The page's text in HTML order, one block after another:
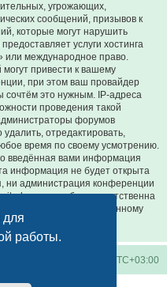
для
работы.
угрожающих,
сообщений, призывов к
которые могут нарушить
услуги хостинга
или международное право.
привести к вашему
при этом ваш провайдер
сочтём это нужным. IP-адреса
проведения такой
форумов
отредактировать,
время по своему усмотрению.
введённая вами информация
информация не будет открыта
ни администрация конференции
не может быть ответственна
к несанкционированному
UTC+03:00